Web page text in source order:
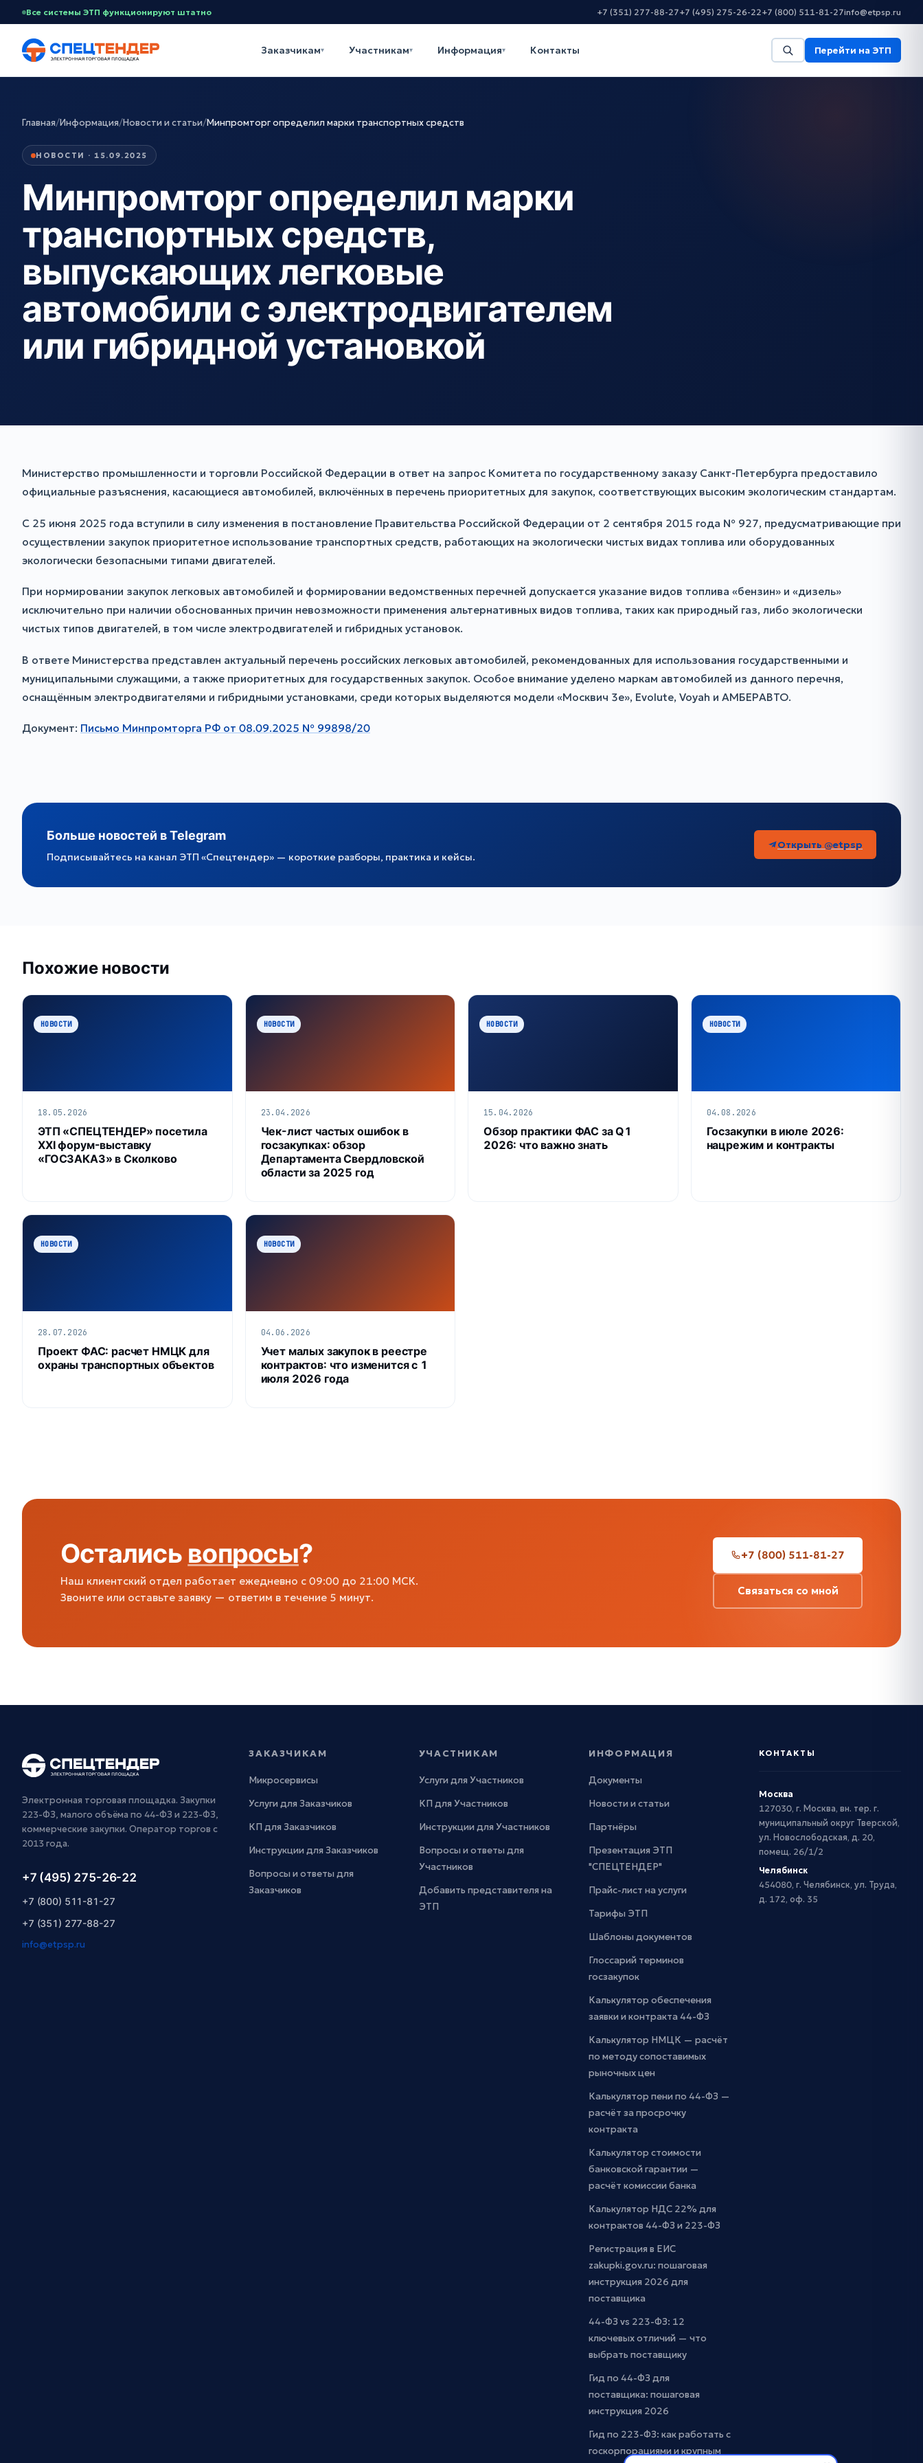
Все системы ЭТП функционируют штатно +7 (351) 277-88-27+7 (495) 275-26-22+7 (800) 511-81-27info@etpsp.ru
Заказчикам▾ Участникам▾ Информация▾ Контакты Перейти на ЭТП
Главная/Информация/Новости и статьи/Минпромторг определил марки транспортных средств
НОВОСТИ · 15.09.2025
Минпромторг определил марки
транспортных средств,
выпускающих легковые
автомобили с электродвигателем
или гибридной установкой
Министерство промышленности и торговли Российской Федерации в ответ на запрос Комитета по государственному заказу Санкт-Петербурга предоставило
официальные разъяснения, касающиеся автомобилей, включённых в перечень приоритетных для закупок, соответствующих высоким экологическим стандартам.
С 25 июня 2025 года вступили в силу изменения в постановление Правительства Российской Федерации от 2 сентября 2015 года № 927, предусматривающие при
осуществлении закупок приоритетное использование транспортных средств, работающих на экологически чистых видах топлива или оборудованных
экологически безопасными типами двигателей.
При нормировании закупок легковых автомобилей и формировании ведомственных перечней допускается указание видов топлива «бензин» и «дизель»
исключительно при наличии обоснованных причин невозможности применения альтернативных видов топлива, таких как природный газ, либо экологически
чистых типов двигателей, в том числе электродвигателей и гибридных установок.
В ответе Министерства представлен актуальный перечень российских легковых автомобилей, рекомендованных для использования государственными и
муниципальными служащими, а также приоритетных для государственных закупок. Особое внимание уделено маркам автомобилей из данного перечня,
оснащённым электродвигателями и гибридными установками, среди которых выделяются модели «Москвич 3е», Evolute, Voyah и АМБЕРАВТО.
Документ: Письмо Минпромторга РФ от 08.09.2025 № 99898/20
Больше новостей в Telegram
Подписывайтесь на канал ЭТП «Спецтендер» — короткие разборы, практика и кейсы.
Открыть @etpsp
Похожие новости
НОВОСТИ
18.05.2026
ЭТП «СПЕЦТЕНДЕР» посетила
XXI форум-выставку
«ГОСЗАКАЗ» в Сколково
НОВОСТИ
23.04.2026
Чек-лист частых ошибок в
госзакупках: обзор
Департамента Свердловской
области за 2025 год
НОВОСТИ
15.04.2026
Обзор практики ФАС за Q1
2026: что важно знать
НОВОСТИ
04.08.2026
Госзакупки в июле 2026:
нацрежим и контракты
НОВОСТИ
28.07.2026
Проект ФАС: расчет НМЦК для
охраны транспортных объектов
НОВОСТИ
04.06.2026
Учет малых закупок в реестре
контрактов: что изменится с 1
июля 2026 года
Остались вопросы?
Наш клиентский отдел работает ежедневно с 09:00 до 21:00 МСК.
Звоните или оставьте заявку — ответим в течение 5 минут.
+7 (800) 511-81-27
Связаться со мной
Электронная торговая площадка. Закупки
223-ФЗ, малого объёма по 44-ФЗ и 223-ФЗ,
коммерческие закупки. Оператор торгов с
2013 года.
+7 (495) 275-26-22
+7 (800) 511-81-27
+7 (351) 277-88-27
info@etpsp.ru
ЗАКАЗЧИКАМ
Микросервисы
Услуги для Заказчиков
КП для Заказчиков
Инструкции для Заказчиков
Вопросы и ответы для
Заказчиков
УЧАСТНИКАМ
Услуги для Участников
КП для Участников
Инструкции для Участников
Вопросы и ответы для
Участников
Добавить представителя на
ЭТП
ИНФОРМАЦИЯ
Документы
Новости и статьи
Партнёры
Презентация ЭТП
"СПЕЦТЕНДЕР"
Прайс-лист на услуги
Тарифы ЭТП
Шаблоны документов
Глоссарий терминов
госзакупок
Калькулятор обеспечения
заявки и контракта 44-ФЗ
Калькулятор НМЦК — расчёт
по методу сопоставимых
рыночных цен
Калькулятор пени по 44-ФЗ —
расчёт за просрочку
контракта
Калькулятор стоимости
банковской гарантии —
расчёт комиссии банка
Калькулятор НДС 22% для
контрактов 44-ФЗ и 223-ФЗ
Регистрация в ЕИС
zakupki.gov.ru: пошаговая
инструкция 2026 для
поставщика
44-ФЗ vs 223-ФЗ: 12
ключевых отличий — что
выбрать поставщику
Гид по 44-ФЗ для
поставщика: пошаговая
инструкция 2026
Гид по 223-ФЗ: как работать с
госкорпорациями и крупным
КОНТАКТЫ
Москва
127030, г. Москва, вн. тер. г.
муниципальный округ Тверской,
ул. Новослободская, д. 20,
помещ. 26/1/2
Челябинск
454080, г. Челябинск, ул. Труда,
д. 172, оф. 35